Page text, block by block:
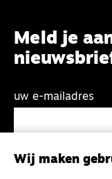
Meld je
uw e-mailadres
Wij maken